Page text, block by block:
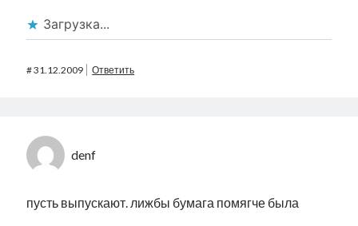
Загрузка...
#31.12.2009 Ответить
denf
пусть выпускают. лижбы бумага помягче была